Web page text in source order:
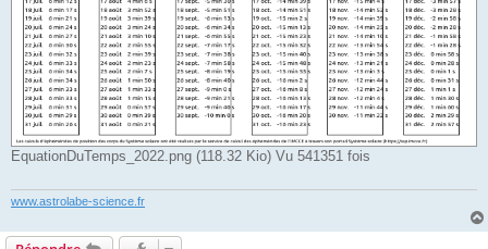
EquationDuTemps_2022.png (118.32 Kio) Vu 541351 fois
www.astrolabe-science.fr